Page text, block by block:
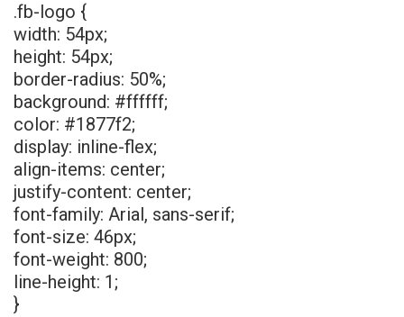
.fb-logo {
width: 54px;
height: 54px;
border-radius: 50%;
background: #ffffff;
color: #1877f2;
display: inline-flex;
align-items: center;
justify-content: center;
font-family: Arial, sans-serif;
font-size: 46px;
font-weight: 800;
line-height: 1;
}